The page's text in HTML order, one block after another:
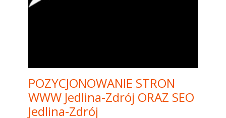
POZYCJONOWANIE STRON
WWW Jedlina-Zdrój ORAZ SEO
Jedlina-Zdrój